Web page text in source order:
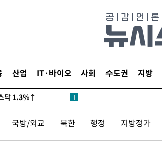
산업 IT·바이오 사회 수도권 지방
닥 1.3%↑
국방/외교 북한 행정 지방정가